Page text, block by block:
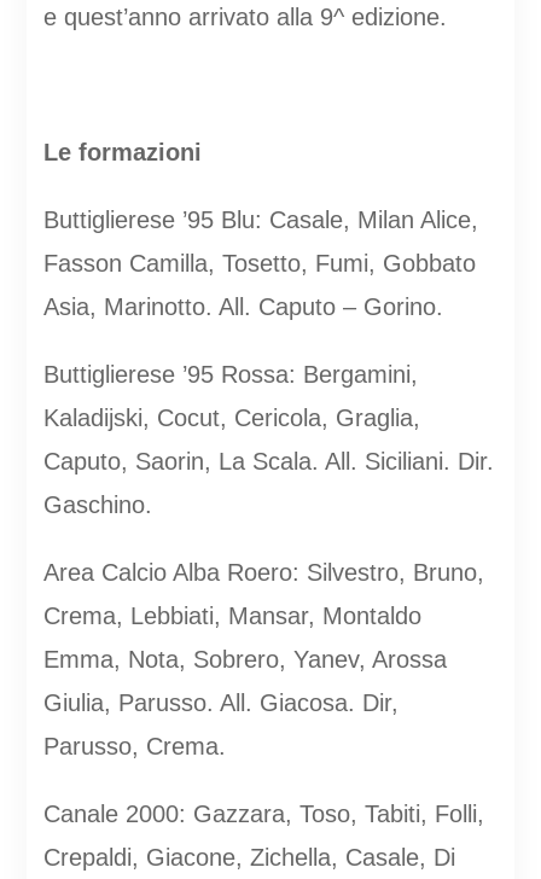
e quest’anno arrivato alla 9^ edizione.
Le formazioni
Buttiglierese ’95 Blu: Casale, Milan Alice,
Fasson Camilla, Tosetto, Fumi, Gobbato
Asia, Marinotto. All. Caputo – Gorino.
Buttiglierese ’95 Rossa: Bergamini,
Kaladijski, Cocut, Cericola, Graglia,
Caputo, Saorin, La Scala. All. Siciliani. Dir.
Gaschino.
Area Calcio Alba Roero: Silvestro, Bruno,
Crema, Lebbiati, Mansar, Montaldo
Emma, Nota, Sobrero, Yanev, Arossa
Giulia, Parusso. All. Giacosa. Dir,
Parusso, Crema.
Canale 2000: Gazzara, Toso, Tabiti, Folli,
Crepaldi, Giacone, Zichella, Casale, Di